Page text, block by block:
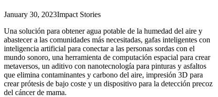
January 30, 2023Impact Stories
Una solución para obtener agua potable de la humedad del aire y
abastecer a las comunidades más necesitadas, gafas inteligentes con
inteligencia artificial para conectar a las personas sordas con el
mundo sonoro, una herramienta de computación espacial para crear
metaversos, un aditivo con nanotecnología para pinturas y asfaltos
que elimina contaminantes y carbono del aire, impresión 3D para
crear prótesis de bajo coste y un dispositivo para la detección precoz
del cáncer de mama.